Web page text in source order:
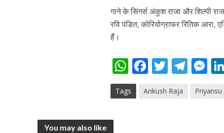
गाने के सिंगर्स अंकुश राजा और शिल्पी राज
रवि पंडित, कोरियोग्राफर रितिक
हैं।
W
h
at
F
e
T
itt
T
e
M
ss
Tags Ankush Raja Priyansu
You may also like